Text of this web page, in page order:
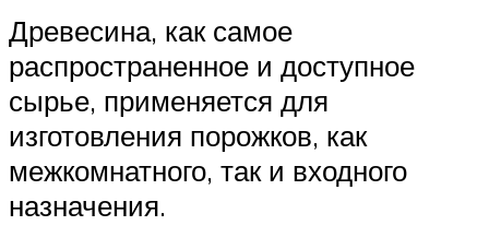
Древесина, как самое
распространенное и доступное
сырье, применяется для
изготовления порожков, как
межкомнатного, так и входного
назначения.